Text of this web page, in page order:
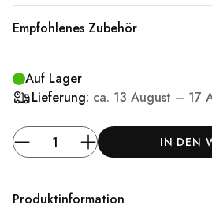
Empfohlenes Zubehör
Auf Lager
Lieferung: ca. 13 August – 17
IN DEN
Produktinformation